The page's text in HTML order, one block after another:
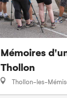
Mémoires
Thollon
Thollon-les-